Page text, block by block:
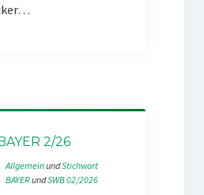
2/26
Allgemein und Stichwort
BAYER und SWB 02/2026